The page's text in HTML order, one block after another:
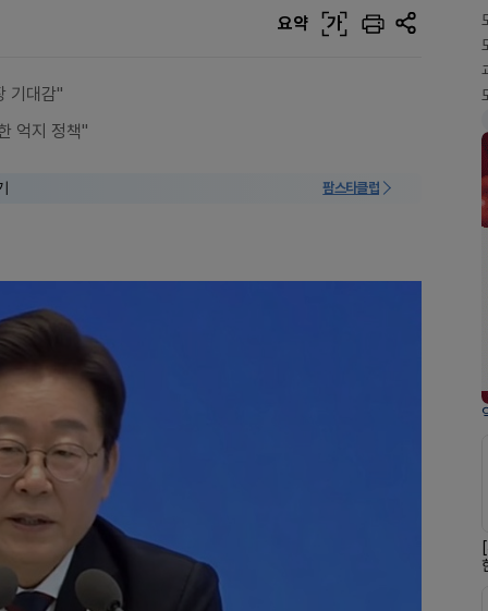
요약 가
기대감"
억지 정책"
팜스타클럽